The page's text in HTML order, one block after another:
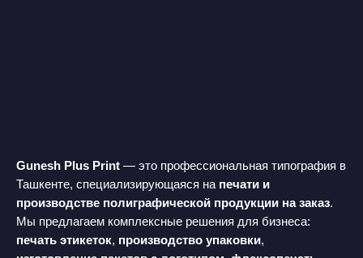
Gunesh Plus Print — это профессиональная типография в
Ташкенте, специализирующаяся на печати и
производстве полиграфической продукции на заказ.
Мы предлагаем комплексные решения для бизнеса:
печать этикеток, производство упаковки,